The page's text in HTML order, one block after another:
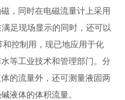
，同时在电磁流量计上采用
足现场显示的同时，还可以
控制用，现已地应用于化
等工业技术和管理部门。分
的流量外，还可测量液固两
液体的体积流量。